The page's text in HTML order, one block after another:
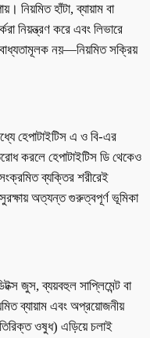
নিয়মিত হাঁটা, ব্যায়াম বা
নিয়ন্ত্রণ করে এবং লিভারে
নয়—নিয়মিত সক্রিয়
হেপাটাইটিস এ ও বি-এর
করলে হেপাটাইটিস ডি থেকেও
ব্যক্তির শরীরেই
অত্যন্ত গুরুত্বপূর্ণ ভূমিকা
জুস, ব্যয়বহুল সাপ্লিমেন্ট বা
ব্যায়াম এবং অপ্রয়োজনীয়
ওষুধ) এড়িয়ে চলাই